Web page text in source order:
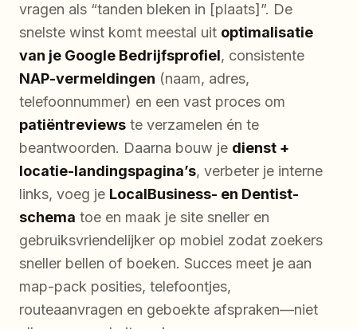
vragen als “tanden bleken in [plaats]”. De
snelste winst komt meestal uit optimalisatie
van je Google Bedrijfsprofiel, consistente
NAP-vermeldingen (naam, adres,
telefoonnummer) en een vast proces om
patiëntreviews te verzamelen én te
beantwoorden. Daarna bouw je dienst +
locatie-landingspagina’s, verbeter je interne
links, voeg je LocalBusiness- en Dentist-
schema toe en maak je site sneller en
gebruiksvriendelijker op mobiel zodat zoekers
sneller bellen of boeken. Succes meet je aan
map-pack posities, telefoontjes,
routeaanvragen en geboekte afspraken—niet